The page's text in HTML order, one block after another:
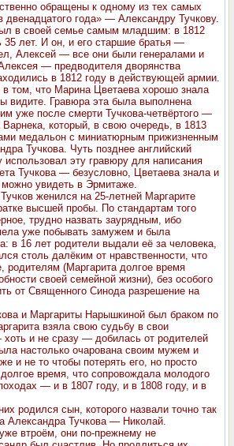
обращены к одному из тех самых
двенадцатого года» — Александру Тучкову.
в своей семье самым младшим: в 1812
35 лет. И он, и его старшие братья —
Алексей — все они были генералами и
— предводителя дворянства
в 1812 году в действующей армии.
в том, что Марина Цветаева хорошо знала
видите. Гравюра эта была выполнена
уже после смерти Тучкова-четвёртого —
Варнека, который, в свою очередь, в 1813
медальон с миниатюрным прижизненным
Тучкова. Чуть позднее английский
эту гравюру для написания
Тучкова — безусловно, Цветаева знала и
можно увидеть в Эрмитаже.
женился на 25-летней Маргарите
высшей пробы. По стандартам того
трудно назвать заурядным, ибо
уже побывать замужем и была
в 16 лет родители выдали её за человека,
столь далёким от нравственности, что
родителям (Маргарита долгое время
своей семейной жизни), без особого
от Священного Синода разрешение на
и Маргариты Нарышкиной был браком по
взяла свою судьбу в свои
и не сразу — добилась от родителей
настолько очарована своим мужем и
и не то чтобы потерять его, но просто
время, что сопровождала молодого
— и в 1807 году, и в 1808 году, и в
родился сын, которого назвали точно так
Александра Тучкова — Николай.
втроём, они по-прежнему не